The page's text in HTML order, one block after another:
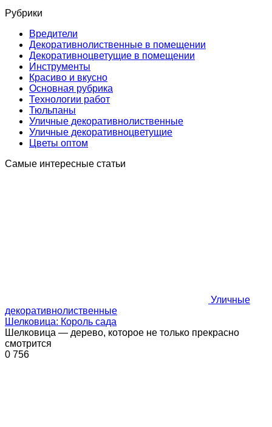
Рубрики
Вредители
Декоративнолиственные в помещении
Декоративноцветущие в помещении
Инструменты
Краcиво и вкусно
Основная рубрика
Технологии работ
Тюльпаны
Уличные декоративнолиственные
Уличные декоративноцветущие
Цветы оптом
Самые интересные статьи
Уличные
декоративнолиственные
Шелковица: Король сада
Шелковица — дерево, которое не только прекрасно
смотрится
0 756